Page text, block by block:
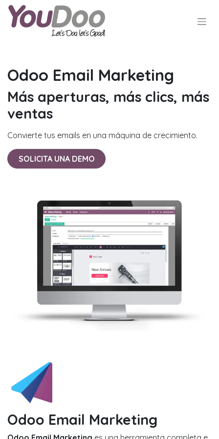
Odoo Email Marketing
Más aperturas, más clics, más
ventas
Convierte tus emails en una máquina de crecimiento.
SOLICITA UNA DEMO
Odoo Email Marketing